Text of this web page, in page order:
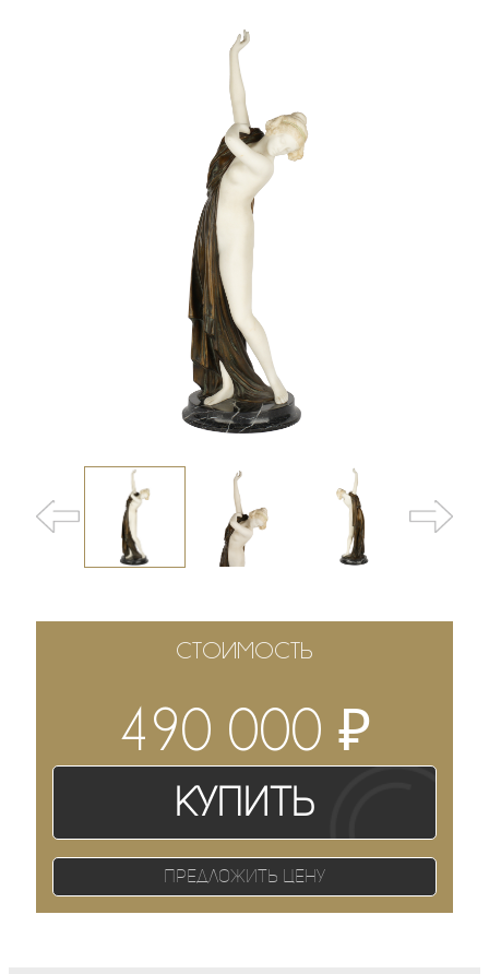
СТОИМОСТЬ
490 000 ₽
Купить
Предложить цену